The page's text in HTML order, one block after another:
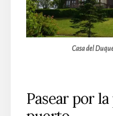
Casa del
Pasear por